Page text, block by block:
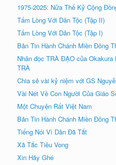
1975-2025: Nửa Thế Kỷ Cộng
Tấm Lòng Với Dân Tộc (Tập II)
Tấm Lòng Với Dân Tộc (Tập I)
Bản Tin Hành Chánh Miền Đông
Nhân đọc TRÀ ÐẠO của
TRÀ
Chia sẻ vài kỷ niệm với GS
Vài Nét Về Con Người Của Giáo
Một Chuyện Rất Việt Nam
Bản Tin Hành Chánh Miền Đông
Tiếng Nói Vì Dân Đã Tắt
Xã Tắc Tiêu Vong
Xin Hãy Ghé